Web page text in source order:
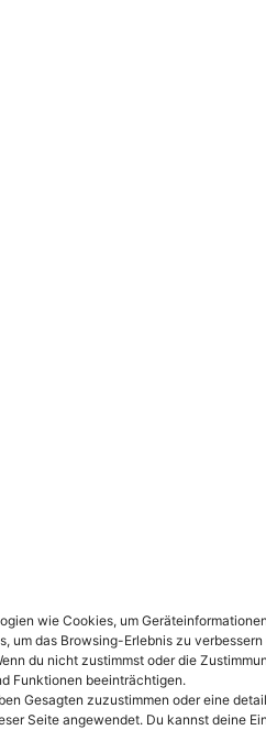
wie Cookies, um
um das Browsing-Erlebnis zu
du nicht zustimmst oder die
Funktionen beeinträchtigen.
Gesagten zuzustimmen oder eine
Seite angewendet. Du kannst deine
Vorlieben der Fahrer
HD+-Bilder
Mobilfunknetz im
in Europa verfügbar
in Betracht gezogen
TVS zu
in die
kombiniert futuristisches